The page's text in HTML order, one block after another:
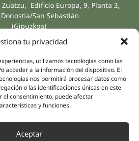
tu privacidad
utilizamos tecnologías como las
acceder a la información del dispositivo. El
nos permitirá procesar datos como
o las identificaciones únicas en este
el consentimiento, puede afectar
y funciones.
Aceptar
Edificio Europa, 9, Planta 3,
San Sebastián
(Gipuzkoa)
Compañía
Sobre nosotros
Equipo humano
Distribuidores
Partnerships
Evidencia científica